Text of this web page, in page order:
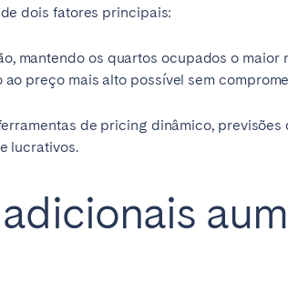
dois fatores principais:
mantendo os quartos ocupados o maior
preço mais alto possível sem
de pricing dinâmico,
lucrativos.